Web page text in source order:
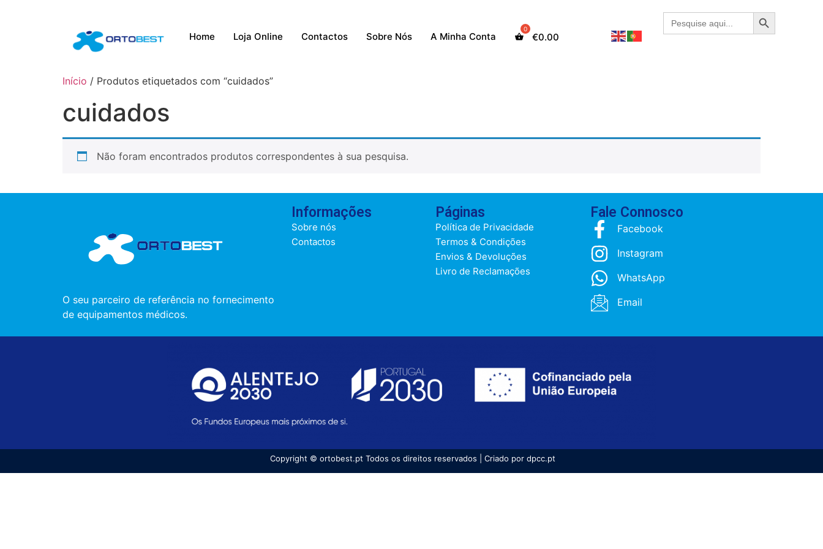
Home Loja Online Contactos Sobre Nós A Minha Conta €0.00
Search
for:
Search Button
Início / Produtos etiquetados com “cuidados”
cuidados
Não foram encontrados produtos correspondentes à sua pesquisa.
O seu parceiro de referência no fornecimento
de equipamentos médicos.
Informações
Sobre nós
Contactos
Páginas
Política de Privacidade
Termos & Condições
Envios & Devoluções
Livro de Reclamações
Fale Connosco
Facebook
Instagram
WhatsApp
Email
Copyright © ortobest.pt Todos os direitos reservados | Criado por dpcc.pt